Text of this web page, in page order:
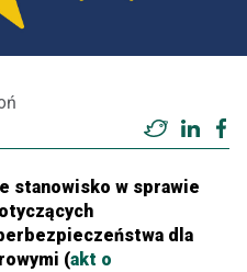
Twitter
stanowisko w sprawie
dla
(akt o